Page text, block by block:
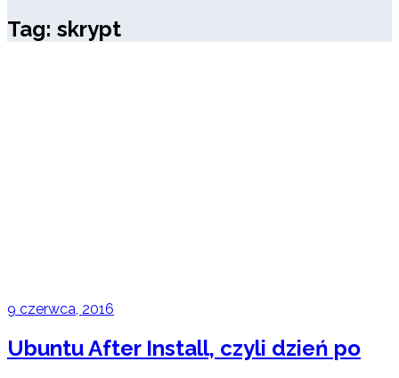
Tag: skrypt
9 czerwca, 2016
Ubuntu After Install, czyli dzień po